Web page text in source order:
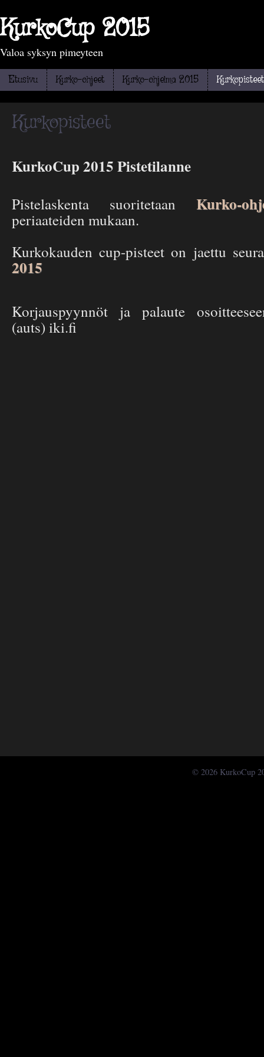
KurkoCup 2015
Valoa syksyn pimeyteen
Etusivu Kurko-ohjeet Kurko-ohjelma 2015 Kurkopisteet
Kurkopisteet
KurkoCup 2015 Pistetilanne
Pistelaskenta suoritetaanKurko-
periaateiden mukaan.
Kurkokauden cup-pisteet on jaettu
2015
Korjauspyynnöt ja palaute
(auts) iki.fi
© 2026 KurkoCup